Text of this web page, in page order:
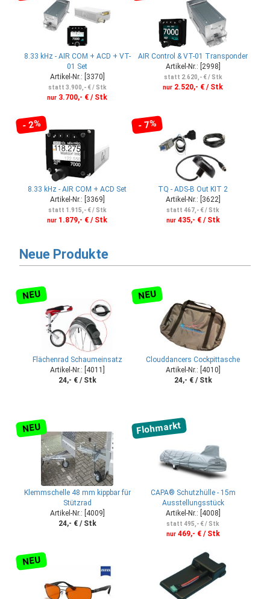
8.33 kHz - AIR COM + ACD + VT-
01 Set
Artikel-Nr.: [3370]
statt 3.900,- € / Stk
nur 3.700,- € / Stk
AIR Control & VT-01 Transponder
Artikel-Nr.: [2998]
statt 2.620,- € / Stk
nur 2.520,- € / Stk
- 2%
8.33 kHz - AIR COM + ACD Set
Artikel-Nr.: [3369]
statt 1.915,- € / Stk
nur 1.879,- € / Stk
- 7%
TQ - ADS-B Out KIT 2
Artikel-Nr.: [3622]
statt 467,- € / Stk
nur435,- € / Stk
Neue Produkte
NEU
Flächenrad Schaumeinsatz
Artikel-Nr.: [4011]
24,- € / Stk
NEU
Clouddancers Cockpittasche
Artikel-Nr.: [4010]
24,- € / Stk
NEU
Klemmschelle 48 mm kippbar für
Stützrad
Artikel-Nr.: [4009]
24,- € / Stk
Flohmarkt
CAPA® Schutzhülle - 15m
Ausstellungsstück
Artikel-Nr.: [4008]
statt 495,- € / Stk
nur469,- € / Stk
NEU